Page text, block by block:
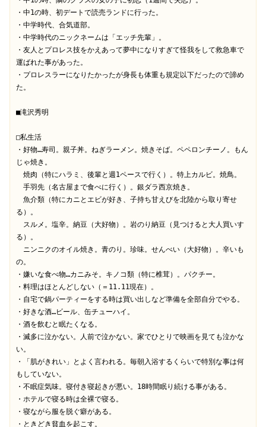
・中1の時、初デートで読売ランドに行った。
・中学時代、合気道部。
・中学時代のニックネームは「エッチ先輩」。
・友人とプロレス技をかえあって夢中になりすぎて怪我をして救急車で
運ばれた事があった。
・プロレスラーになりたかったが身長も体重も規定以下だったので諦め
た。
■滝沢秀明
□私生活
・好物…寿司。親子丼。ねぎラーメン。焼きそば。ペペロンチーノ。もん
じゃ焼き。
焼肉（特にハラミ、後輩と週1ペースで行く）。特上カルビ。焼鳥。
手羽先（名古屋まで食べに行く）。銀ダラ西京焼き。
魚介類（特にカニとエビが好き、子持ち甘えびを北陸から取り寄せ
る）。
スルメ。塩辛。納豆（大好物）。岩のり納豆（見つけると大人買いす
る）。
ニンニクのオイル焼き。青のり。珍味。せんべい（大好物）。辛いも
の。
・嫌いな食べ物…カニみそ。キノコ類（特に椎茸）。パクチー。
・料理はほとんどしない（＝11.11現在）。
・自宅で鍋パーティーをする時は買い出しなど準備を全部自分でやる。
・好きな酒…ビール、缶チューハイ。
・酒を飲むと眠たくなる。
・滅多に泣かない。人前で泣かない。家でひとりで映画を見ても泣かな
い。
・「肌がきれい」とよく言われる。毎朝入浴するくらいで特別な事は何
もしていない。
・不眠症気味。寝付き寝起きが悪い。18時間眠り続ける事がある。
・ホテルで寝る時は全裸で寝る。
・寝ながら服を脱ぐ癖がある。
・ときどき貧血を起こす。